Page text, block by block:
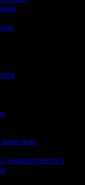
Renacimiento Y